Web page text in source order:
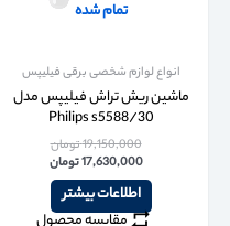
تمام شده
انواع لوازم شخصی برقی فیلیپس
ماشین ریش تراش فیلیپس مدل
Philips s5588/30
19,150,000تومان
17,630,000تومان
اطلاعات بیشتر
مقایسه محصول